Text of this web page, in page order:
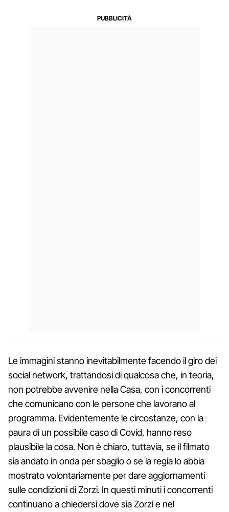
Le immagini stanno inevitabilmente facendo il giro dei
social network, trattandosi di qualcosa che, in teoria,
non potrebbe avvenire nella Casa, con i concorrenti
che comunicano con le persone che lavorano al
programma. Evidentemente le circostanze, con la
paura di un possibile caso di Covid, hanno reso
plausibile la cosa. Non è chiaro, tuttavia, se il filmato
sia andato in onda per sbaglio o se la regia lo abbia
mostrato volontariamente per dare aggiornamenti
sulle condizioni di Zorzi. In questi minuti i concorrenti
continuano a chiedersi dove sia Zorzi e nel